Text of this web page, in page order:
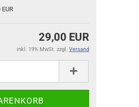
29,00 EUR
inkl. 19% MwSt. zzgl. Versand